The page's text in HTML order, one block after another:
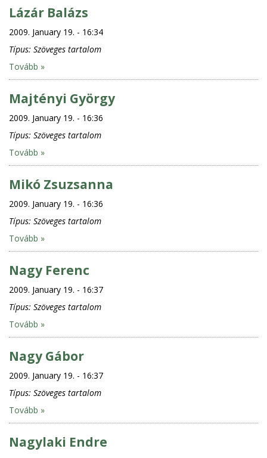
Lázár Balázs
2009. January 19. - 16:34
Típus: Szöveges tartalom
Tovább »
Majtényi György
2009. January 19. - 16:36
Típus: Szöveges tartalom
Tovább »
Mikó Zsuzsanna
2009. January 19. - 16:36
Típus: Szöveges tartalom
Tovább »
Nagy Ferenc
2009. January 19. - 16:37
Típus: Szöveges tartalom
Tovább »
Nagy Gábor
2009. January 19. - 16:37
Típus: Szöveges tartalom
Tovább »
Nagylaki Endre